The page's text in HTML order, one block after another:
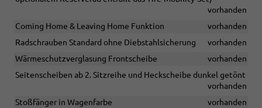
vorhanden
Coming Home & Leaving Home Funktion
vorhanden
Radschrauben Standard ohne Diebstahlsicherung
vorhanden
Wärmeschutzverglasung Frontscheibe
vorhanden
Seitenscheiben ab 2. Sitzreihe und Heckscheibe dunkel getönt
vorhanden
Stoßfänger in Wagenfarbe
vorhanden